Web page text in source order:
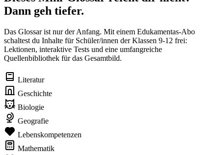
Dann geh tiefer.
Das Glossar ist nur der Anfang. Mit einem Edukamentas-Abo
schaltest du Inhalte für Schüler/innen der Klassen 9-12 frei:
Lektionen, interaktive Tests und eine umfangreiche
Quellenbibliothek für das Gesamtbild.
Literatur
Geschichte
Biologie
Geografie
Lebenskompetenzen
Mathematik